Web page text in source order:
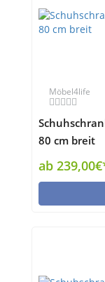
Möbel4life
80 cm breit
ab